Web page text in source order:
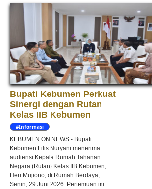
Bupati Kebumen Perkuat
Sinergi dengan Rutan
Kelas IIB Kebumen
#Informasi
KEBUMEN ON NEWS - Bupati
Kebumen Lilis Nuryani menerima
audiensi Kepala Rumah Tahanan
Negara (Rutan) Kelas IIB Kebumen,
Heri Mujiono, di Rumah Berdaya,
Senin, 29 Juni 2026. Pertemuan ini